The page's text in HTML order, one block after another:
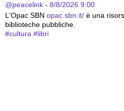
@peacelink - 8/8/2026 9:00
L'Opac SBN opac.sbn.it/ è una
biblioteche pubbliche.
#cultura #libri